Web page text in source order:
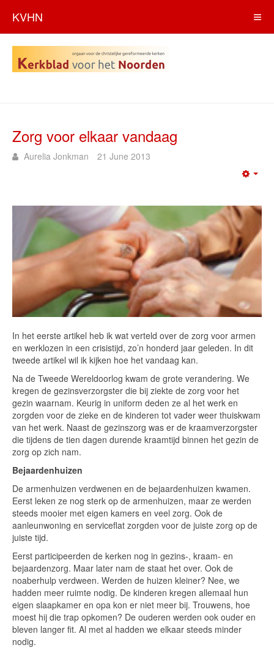
KVHN
Zorg voor elkaar vandaag
Aurelia Jonkman 21 June 2013
In het eerste artikel heb ik wat verteld over de zorg voor armen
en werklozen in een crisistijd, zo’n honderd jaar geleden. In dit
tweede artikel wil ik kijken hoe het vandaag kan.
Na de Tweede Wereldoorlog kwam de grote verandering. We
kregen de gezinsverzorgster die bij ziekte de zorg voor het
gezin waarnam. Keurig in uniform deden ze al het werk en
zorgden voor de zieke en de kinderen tot vader weer thuiskwam
van het werk. Naast de gezinszorg was er de kraamverzorgster
die tijdens de tien dagen durende kraamtijd binnen het gezin de
zorg op zich nam.
Bejaardenhuizen
De armenhuizen verdwenen en de bejaardenhuizen kwamen.
Eerst leken ze nog sterk op de armenhuizen, maar ze werden
steeds mooier met eigen kamers en veel zorg. Ook de
aanleunwoning en serviceflat zorgden voor de juiste zorg op de
juiste tijd.
Eerst participeerden de kerken nog in gezins-, kraam- en
bejaardenzorg. Maar later nam de staat het over. Ook de
noaberhulp verdween. Werden de huizen kleiner? Nee, we
hadden meer ruimte nodig. De kinderen kregen allemaal hun
eigen slaapkamer en opa kon er niet meer bij. Trouwens, hoe
moest hij die trap opkomen? De ouderen werden ook ouder en
bleven langer fit. Al met al hadden we elkaar steeds minder
nodig.